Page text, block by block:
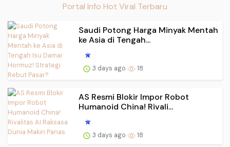
Portal Info Hot Viral Terbaru
Saudi Potong Harga Minyak Mentah
ke Asia di Tengah...
3 days ago 18
AS Resmi Blokir Impor Robot
Humanoid China! Rivali...
3 days ago 18